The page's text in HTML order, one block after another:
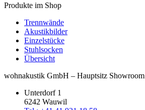
Produkte im Shop
Trennwände
Akustikbilder
Einzelstücke
Stuhlsocken
Übersicht
wohnakustik GmbH – Hauptsitz Showroom
Unterdorf 1
6242 Wauwil